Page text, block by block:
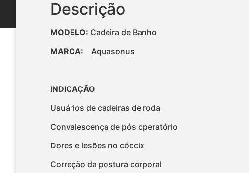
Descrição
MODELO: Cadeira de Banho
MARCA: Aquasonus
INDICAÇÃO
Usuários de cadeiras de roda
Convalescença de pós operatório
Dores e lesões no cóccix
Correção da postura corporal